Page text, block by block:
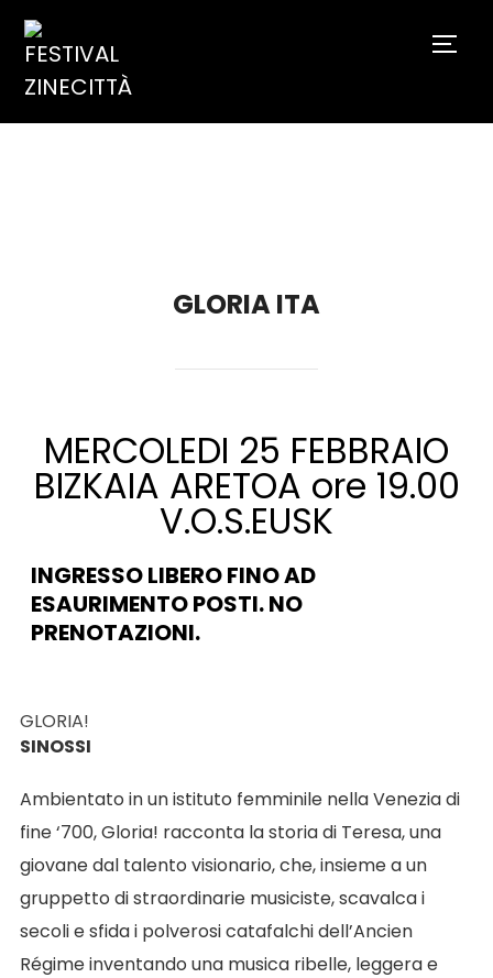
GLORIA ITA
MERCOLEDI 25 FEBBRAIO
BIZKAIA ARETOA ore 19.00
V.O.S.EUSK
INGRESSO LIBERO FINO AD
ESAURIMENTO POSTI. NO
PRENOTAZIONI.
GLORIA!
SINOSSI
Ambientato in un istituto femminile nella Venezia di
fine ‘700, Gloria! racconta la storia di Teresa, una
giovane dal talento visionario, che, insieme a un
gruppetto di straordinarie musiciste, scavalca i
secoli e sfida i polverosi catafalchi dell’Ancien
Régime inventando una musica ribelle, leggera e